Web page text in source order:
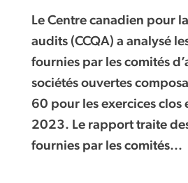
Le Centre canadien pour
audits (CCQA) a analysé
fournies par les comités
sociétés ouvertes
60 pour les exercices clos
2023. Le rapport traite
fournies par les comités...